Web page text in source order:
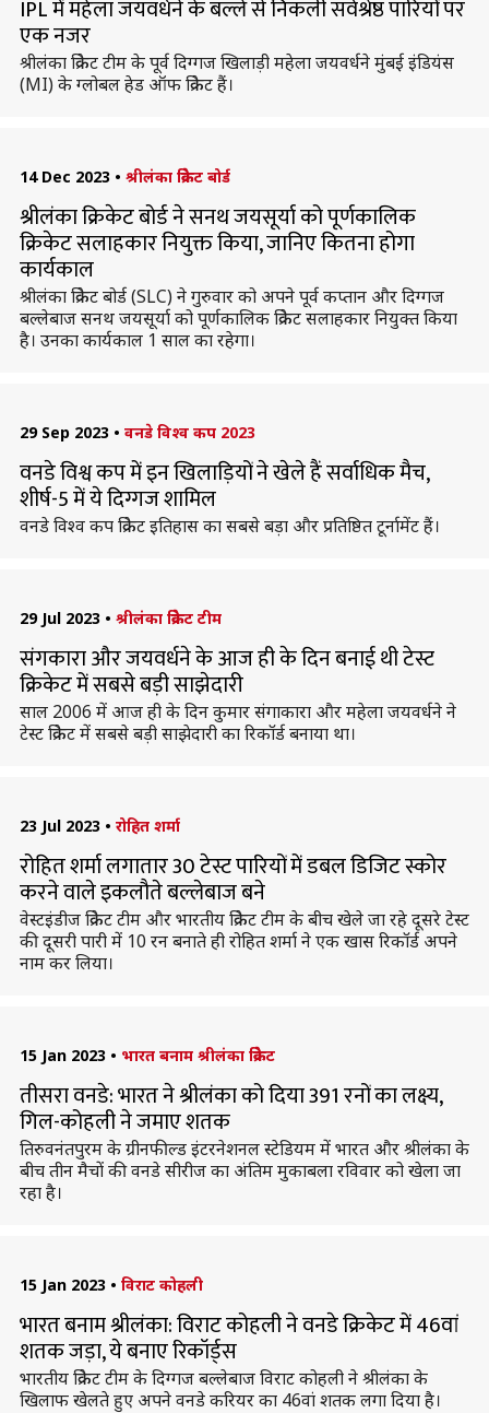
IPL में महेला जयवर्धने के बल्ले से निकली सर्वश्रेष्ठ पारियों पर
एक नजर
श्रीलंका क्रिकेट टीम के पूर्व दिग्गज खिलाड़ी महेला जयवर्धने मुंबई इंडियंस
(MI) के ग्लोबल हेड ऑफ क्रिकेट हैं।
14 Dec 2023 • श्रीलंका क्रिकेट बोर्ड
श्रीलंका क्रिकेट बोर्ड ने सनथ जयसूर्या को पूर्णकालिक
क्रिकेट सलाहकार नियुक्त किया, जानिए कितना होगा
कार्यकाल
श्रीलंका क्रिकेट बोर्ड (SLC) ने गुरुवार को अपने पूर्व कप्तान और दिग्गज
बल्लेबाज सनथ जयसूर्या को पूर्णकालिक क्रिकेट सलाहकार नियुक्त किया
है। उनका कार्यकाल 1 साल का रहेगा।
29 Sep 2023 • वनडे विश्व कप 2023
वनडे विश्व कप में इन खिलाड़ियों ने खेले हैं सर्वाधिक मैच,
शीर्ष-5 में ये दिग्गज शामिल
वनडे विश्व कप क्रिकेट इतिहास का सबसे बड़ा और प्रतिष्ठित टूर्नामेंट हैं।
29 Jul 2023 • श्रीलंका क्रिकेट टीम
संगकारा और जयवर्धने के आज ही के दिन बनाई थी टेस्ट
क्रिकेट में सबसे बड़ी साझेदारी
साल 2006 में आज ही के दिन कुमार संगाकारा और महेला जयवर्धने ने
टेस्ट क्रिकेट में सबसे बड़ी साझेदारी का रिकॉर्ड बनाया था।
23 Jul 2023 • रोहित शर्मा
रोहित शर्मा लगातार 30 टेस्ट पारियों में डबल डिजिट स्कोर
करने वाले इकलौते बल्लेबाज बने
वेस्टइंडीज क्रिकेट टीम और भारतीय क्रिकेट टीम के बीच खेले जा रहे दूसरे टेस्ट
की दूसरी पारी में 10 रन बनाते ही रोहित शर्मा ने एक खास रिकॉर्ड अपने
नाम कर लिया।
15 Jan 2023 • भारत बनाम श्रीलंका क्रिकेट
तीसरा वनडे: भारत ने श्रीलंका को दिया 391 रनों का लक्ष्य,
गिल-कोहली ने जमाए शतक
तिरुवनंतपुरम के ग्रीनफील्ड इंटरनेशनल स्टेडियम में भारत और श्रीलंका के
बीच तीन मैचों की वनडे सीरीज का अंतिम मुकाबला रविवार को खेला जा
रहा है।
15 Jan 2023 • विराट कोहली
भारत बनाम श्रीलंका: विराट कोहली ने वनडे क्रिकेट में 46वां
शतक जड़ा, ये बनाए रिकॉर्ड्स
भारतीय क्रिकेट टीम के दिग्गज बल्लेबाज विराट कोहली ने श्रीलंका के
खिलाफ खेलते हुए अपने वनडे करियर का 46वां शतक लगा दिया है।